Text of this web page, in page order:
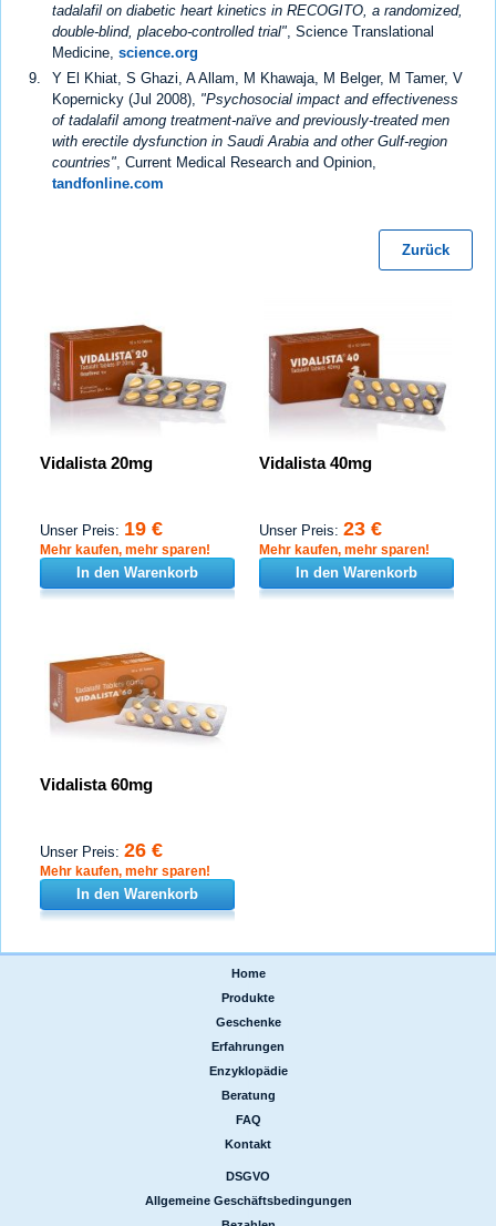
tadalafil on diabetic heart kinetics in RECOGITO, a randomized,
double-blind, placebo-controlled trial", Science Translational
Medicine, science.org
Y El Khiat, S Ghazi, A Allam, M Khawaja, M Belger, M Tamer, V
Kopernicky (Jul 2008), "Psychosocial impact and effectiveness
of tadalafil among treatment-naïve and previously-treated men
with erectile dysfunction in Saudi Arabia and other Gulf-region
countries", Current Medical Research and Opinion,
tandfonline.com
Zurück
Vidalista 20mg
Unser Preis: 19 €
Mehr kaufen, mehr sparen!
In den Warenkorb
Vidalista 40mg
Unser Preis: 23 €
Mehr kaufen, mehr sparen!
In den Warenkorb
Vidalista 60mg
Unser Preis: 26 €
Mehr kaufen, mehr sparen!
In den Warenkorb
Home
Produkte
Geschenke
Erfahrungen
Enzyklopädie
Beratung
FAQ
Kontakt
DSGVO
Allgemeine Geschäftsbedingungen